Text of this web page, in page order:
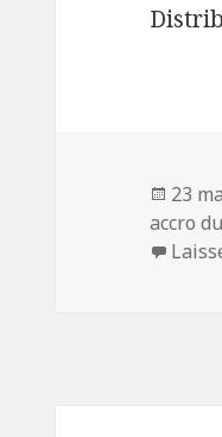
le
23
accro